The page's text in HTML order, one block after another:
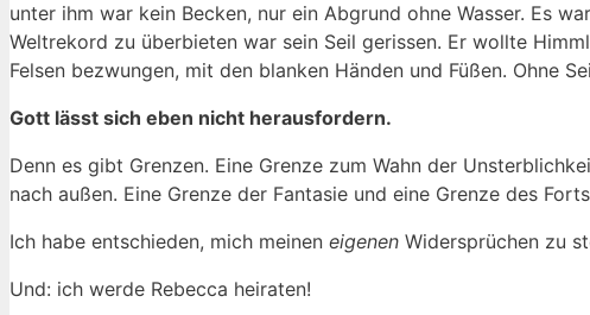
unter ihm war kein Becken, nur ein Abgrund ohne Wasser. Es
Weltrekord zu überbieten war sein Seil gerissen. Er wollte
Felsen bezwungen, mit den blanken Händen und Füßen. Ohne
Gott lässt sich eben nicht herausfordern.
Denn es gibt Grenzen. Eine Grenze zum Wahn der
nach außen. Eine Grenze der Fantasie und eine Grenze des
Ich habe entschieden, mich meinen eigenen Widersprüchen zu
Und: ich werde Rebecca heiraten!